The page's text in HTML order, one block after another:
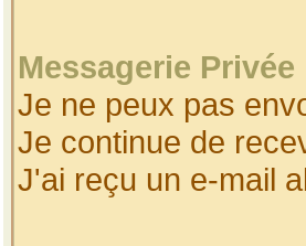
Messagerie Privée
Je ne peux pas
Je continue de
J'ai reçu un e-mail